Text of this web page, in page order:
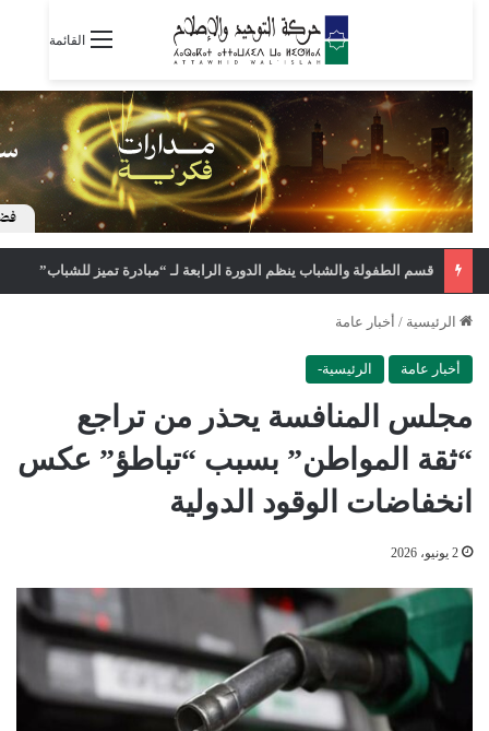
القائمة
قسم الطفولة والشباب ينظم الدورة الرابعة لـ “مبادرة تميز للشباب”
الرئيسية / أخبار عامة
أخبار عامة الرئيسية-
مجلس المنافسة يحذر من تراجع
“ثقة المواطن” بسبب “تباطؤ” عكس
انخفاضات الوقود الدولية
2 يونيو، 2026